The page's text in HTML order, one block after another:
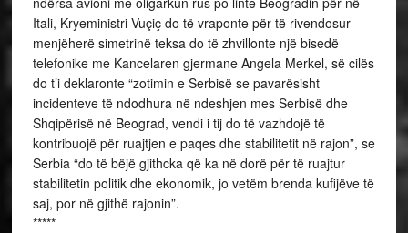
Itali, Kryeministri Vuçiç do të vraponte për të rivendosur
menjëherë simetrinë teksa do të zhvillonte një bisedë
telefonike me Kancelaren gjermane Angela Merkel, së cilës
do t’i deklaronte “zotimin e Serbisë se pavarësisht
incidenteve të ndodhura në ndeshjen mes Serbisë dhe
Shqipërisë në Beograd, vendi i tij do të vazhdojë të
kontribuojë për ruajtjen e paqes dhe stabilitetit në rajon”, se
Serbia “do të bëjë gjithcka që ka në dorë për të ruajtur
stabilitetin politik dhe ekonomik, jo vetëm brenda kufijëve të
saj, por në gjithë rajonin”.
*****